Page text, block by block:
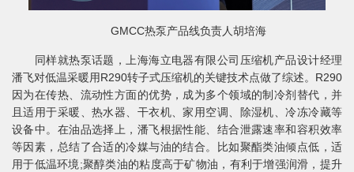
GMCC热泵产品线负责人胡培海
同样就热泵话题，上海海立电器有限公司压缩机产品设计经理
潘飞对低温采暖用R290转子式压缩机的关键技术点做了综述。R290
因为在传热、流动性方面的优势，成为多个领域的制冷剂替代，并
且适用于采暖、热水器、干衣机、家用空调、除湿机、冷冻冷藏等
设备中。在油品选择上，潘飞根据性能、结合泄露速率和容积效率
等因素，总结了合适的冷媒与油的结合。比如聚酯类油倾点低，适
用于低温环境;聚醇类油的粘度高于矿物油，有利于增强润滑，提升